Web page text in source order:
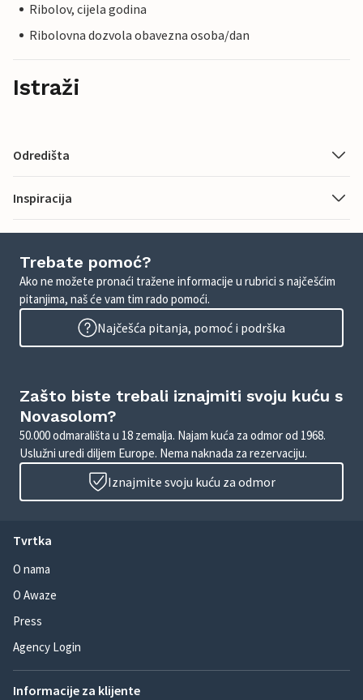
Ribolov, cijela godina
Ribolovna dozvola obavezna osoba/dan
Istraži
Odredišta
Inspiracija
Trebate pomoć?
Ako ne možete pronaći tražene informacije u rubrici s najčešćim
pitanjima, naš će vam tim rado pomoći.
Najčešća pitanja, pomoć i podrška
Zašto biste trebali iznajmiti svoju kuću s
Novasolom?
50.000 odmarališta u 18 zemalja. Najam kuća za odmor od 1968.
Uslužni uredi diljem Europe. Nema naknada za rezervaciju.
Iznajmite svoju kuću za odmor
Tvrtka
O nama
O Awaze
Press
Agency Login
Informacije za klijente